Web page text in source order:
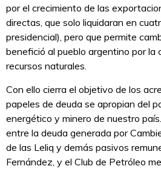
por el crecimiento de las
directas, que solo liquidaran en
presidencial), pero que permite
benefició al pueblo argentino por la
recursos naturales.
Con ello cierra el objetivo de los
papeles de deuda se apropian del
energético y minero de nuestro
entre la deuda generada por
de las Leliq y demás pasivos
Fernández, y el Club de Petróleo